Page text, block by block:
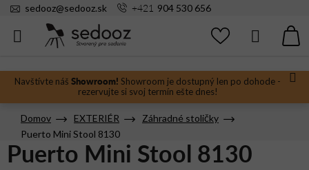
Prejsť
Navštívte náš Showroom! Showroom je dostupný len po dohode -
rezervujte si svoj termín ešte dnes!
sedooz@sedooz.sk +421 904 530 656
Hľadať
Domov EXTERIÉR
Záhradné stoličky
Puerto Mini Stool 8130
Puerto Mini Stool 8130